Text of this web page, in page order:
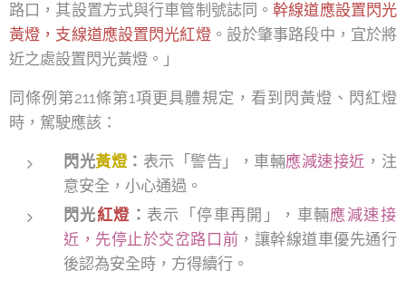
路口，其設置方式與行車管制號誌同。幹線道應設置閃光
黃燈，支線道應設置閃光紅燈。設於肇事路段中，宜於將
近之處設置閃光黃燈。」
同條例第211條第1項更具體規定，看到閃黃燈、閃紅燈
時，駕駛應該：
閃光黃燈： 表示「警告」，車輛應減速接近 ，注
意安全，小心通過。
閃光紅燈 ： 表示「停車再開」，車輛應減速接
近，先停止於交岔路口前 ，讓幹線道車優先通行
後認為安全時，方得續行。